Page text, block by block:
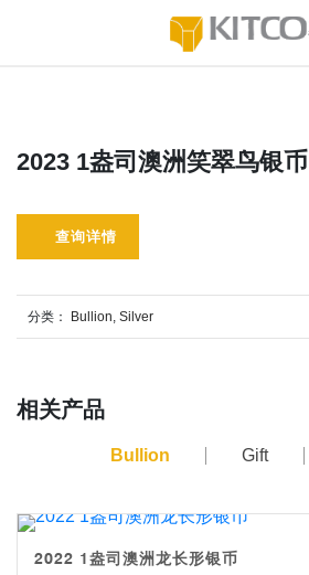
2023 1盎司澳洲笑翠鸟银币
查询详情
分类： Bullion, Silver
相关产品
Bullion Gift
2022 1盎司澳洲龙长形银币